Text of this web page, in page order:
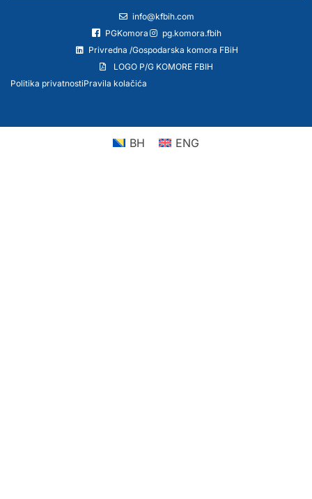
info@kfbih.com
PGKomora
pg.komora.fbih
Privredna /Gospodarska komora FBiH
LOGO P/G KOMORE FBIH
Politika privatnostiPravila kolačića
BH ENG